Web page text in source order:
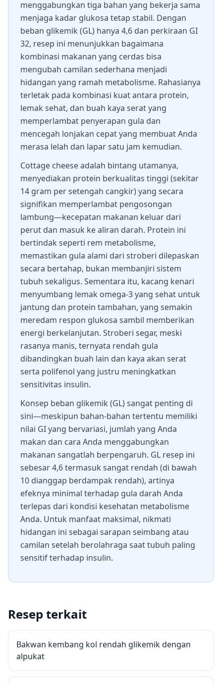
menggabungkan tiga bahan yang bekerja sama
menjaga kadar glukosa tetap stabil. Dengan
beban glikemik (GL) hanya 4,6 dan perkiraan GI
32, resep ini menunjukkan bagaimana
kombinasi makanan yang cerdas bisa
mengubah camilan sederhana menjadi
hidangan yang ramah metabolisme. Rahasianya
terletak pada kombinasi kuat antara protein,
lemak sehat, dan buah kaya serat yang
memperlambat penyerapan gula dan
mencegah lonjakan cepat yang membuat Anda
merasa lelah dan lapar satu jam kemudian.
Cottage cheese adalah bintang utamanya,
menyediakan protein berkualitas tinggi (sekitar
14 gram per setengah cangkir) yang secara
signifikan memperlambat pengosongan
lambung—kecepatan makanan keluar dari
perut dan masuk ke aliran darah. Protein ini
bertindak seperti rem metabolisme,
memastikan gula alami dari stroberi dilepaskan
secara bertahap, bukan membanjiri sistem
tubuh sekaligus. Sementara itu, kacang kenari
menyumbang lemak omega-3 yang sehat untuk
jantung dan protein tambahan, yang semakin
meredam respon glukosa sambil memberikan
energi berkelanjutan. Stroberi segar, meski
rasanya manis, ternyata rendah gula
dibandingkan buah lain dan kaya akan serat
serta polifenol yang justru meningkatkan
sensitivitas insulin.
Konsep beban glikemik (GL) sangat penting di
sini—meskipun bahan-bahan tertentu memiliki
nilai GI yang bervariasi, jumlah yang Anda
makan dan cara Anda menggabungkan
makanan sangatlah berpengaruh. GL resep ini
sebesar 4,6 termasuk sangat rendah (di bawah
10 dianggap berdampak rendah), artinya
efeknya minimal terhadap gula darah Anda
terlepas dari kondisi kesehatan metabolisme
Anda. Untuk manfaat maksimal, nikmati
hidangan ini sebagai sarapan seimbang atau
camilan setelah berolahraga saat tubuh paling
sensitif terhadap insulin.
Resep terkait
Bakwan kembang kol rendah glikemik dengan
alpukat